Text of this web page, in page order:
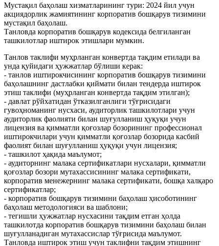
Мустақил баҳолаш хизматларининг тури: 2024 йил учун
акциядорлик жамиятининг корпоратив бошқарув тизимини
мустақил баҳолаш.
Танловда корпоратив бошқарув кодексида белгиланган
ташкилотлар иштирок этишлари мумкин.
Tанлов таклифи муҳрланган конвертда тақдим етилади ва
унда қуйидаги ҳужжатлар бўлиши керак:
- танлов иштирокчисининг корпоратив бошқарув тизимини
баҳолашнинг дастлабки қиймати билан тендерда иштирок
этиш таклифи (муҳрланган конвертда тақдим этилган);
- давлат рўйхатидан ўтказилганлиги тўғрисидаги
гувоҳноманинг нусхаси, аудиторлик ташкилотлари учун
аудиторлик фаолияти билан шуғулланиш ҳуқуқи учун
лицензия ва қимматли қоғозлар бозорининг профессионал
иштирокчилари учун қимматли қоғозлар бозорида касбий
фаолият билан шуғулланиш ҳуқуқи учун лицензия;
- ташкилот ҳақида маълумот;
- аудиторнинг малака сертификатлари нусхалари, қимматли
қоғозлар бозори мутахассисининг малака сертификати,
корпоратив менежернинг малака сертификати, бошқа халқаро
сертификатлар;
- корпоратив бошқарув тизимини баҳолаш ҳисоботининг
баҳолаш методологияси ва шаблони;
- тегишли ҳужжатлар нусхасини тақдим етган ҳолда
ташкилотда корпоратив бошқарув тизимини баҳолаш билан
шуғулланадиган мутахассислар тўғрисида маълумот.
Танловда иштирок этиш учун таклифни тақдим этишнинг